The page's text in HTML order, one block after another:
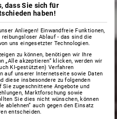
dass Sie sich für
haben!
Anliegen! Einwandfreie Funktionen,
Ablauf - das sind die
uns eingesetzter Technologien.
zu können, benötigen wir Ihre
„Alle akzeptieren“ klicken, werden wir
KI-gestützten) Verfahren
auf unserer Internetseite sowie Daten
diese insbesondere zu folgenden
zugeschnittene Angebote und
Marktforschung sowie
Sie dies nicht wünschen, können
ablehnen” auch gegen den Einsatz
entscheiden.